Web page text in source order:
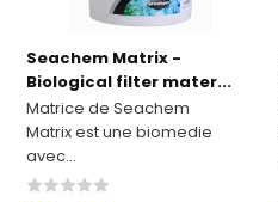
Seachem Matrix -
Biological filter mater...
Matrice de Seachem
Matrix est une biomedie
avec...